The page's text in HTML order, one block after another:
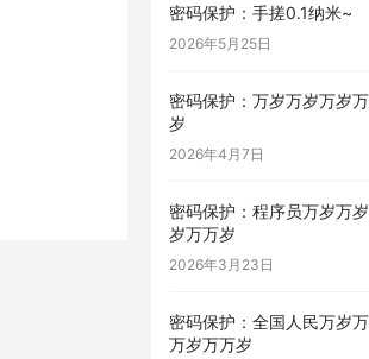
密码保护：手搓0.1纳米~
2026年5月25日
密码保护：万岁万岁万岁
岁
2026年4月7日
密码保护：程序员万岁万
岁万万岁
2026年3月23日
密码保护：全国人民万岁
万岁万万岁